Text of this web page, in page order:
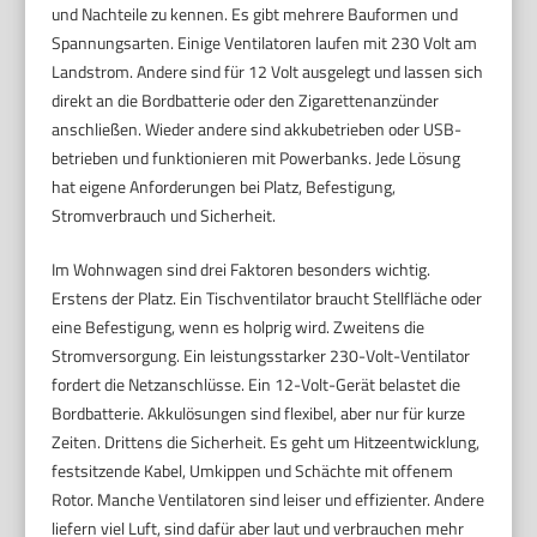
und Nachteile zu kennen. Es gibt mehrere Bauformen und
Spannungsarten. Einige Ventilatoren laufen mit 230 Volt am
Landstrom. Andere sind für 12 Volt ausgelegt und lassen sich
direkt an die Bordbatterie oder den Zigarettenanzünder
anschließen. Wieder andere sind akkubetrieben oder USB-
betrieben und funktionieren mit Powerbanks. Jede Lösung
hat eigene Anforderungen bei Platz, Befestigung,
Stromverbrauch und Sicherheit.
Im Wohnwagen sind drei Faktoren besonders wichtig.
Erstens der Platz. Ein Tischventilator braucht Stellfläche oder
eine Befestigung, wenn es holprig wird. Zweitens die
Stromversorgung. Ein leistungsstarker 230-Volt-Ventilator
fordert die Netzanschlüsse. Ein 12-Volt-Gerät belastet die
Bordbatterie. Akkulösungen sind flexibel, aber nur für kurze
Zeiten. Drittens die Sicherheit. Es geht um Hitzeentwicklung,
festsitzende Kabel, Umkippen und Schächte mit offenem
Rotor. Manche Ventilatoren sind leiser und effizienter. Andere
liefern viel Luft, sind dafür aber laut und verbrauchen mehr